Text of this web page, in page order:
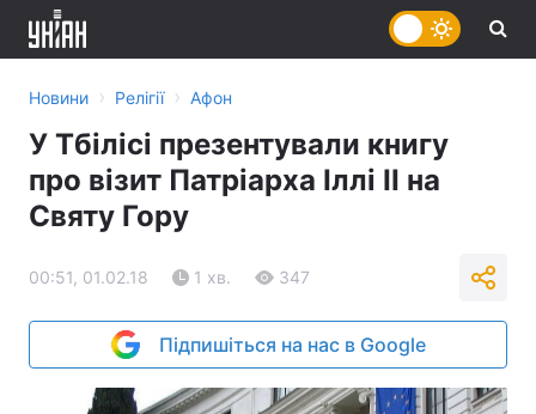
Новини › Релігії › Афон
У Тбілісі презентували книгу
про візит Патріарха Іллі II на
Святу Гору
00:51, 01.02.18 1 хв. 347
Підпишіться на нас в Google